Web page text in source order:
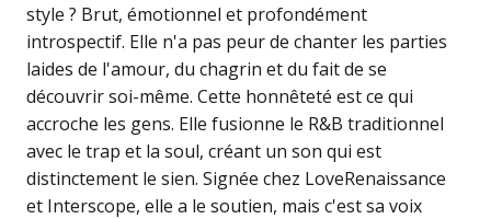
style ? Brut, émotionnel et profondément
introspectif. Elle n'a pas peur de chanter les parties
laides de l'amour, du chagrin et du fait de se
découvrir soi-même. Cette honnêteté est ce qui
accroche les gens. Elle fusionne le R&B traditionnel
avec le trap et la soul, créant un son qui est
distinctement le sien. Signée chez LoveRenaissance
et Interscope, elle a le soutien, mais c'est sa voix